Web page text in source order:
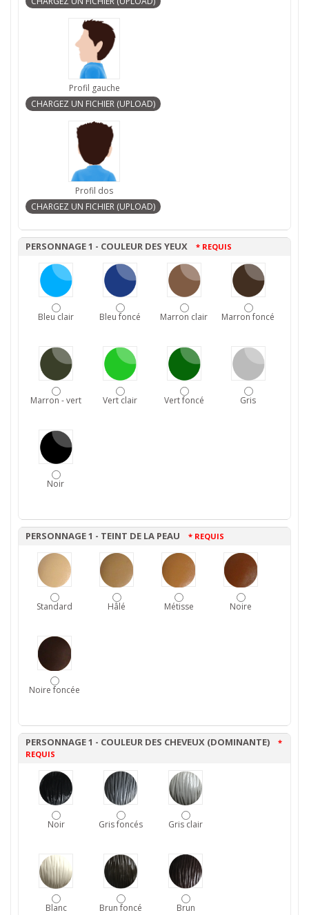
Profil gauche
Profil dos
PERSONNAGE 1 - COULEUR DES YEUX * REQUIS
Bleu clair Bleu foncé Marron clair Marron foncé
Marron - vert Vert clair Vert foncé Gris
Noir
PERSONNAGE 1 - TEINT DE LA PEAU * REQUIS
Standard Hâlé Métisse Noire
Noire foncée
PERSONNAGE 1 - COULEUR DES CHEVEUX (DOMINANTE) *
REQUIS
Noir Gris foncés Gris clair
Blanc Brun foncé Brun